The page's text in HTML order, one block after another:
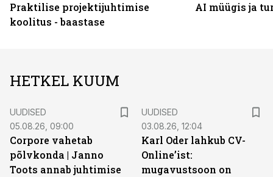
Praktilise projektijuhtimise
koolitus - baastase
AI müügis ja
HETKEL KUUM
UUDISED
05.08.26, 09:00
Corpore vahetab
põlvkonda | Janno
Toots annab juhtimise
UUDISED
03.08.26, 12:04
Karl Oder lahkub CV-
Online’ist:
mugavustsoon on